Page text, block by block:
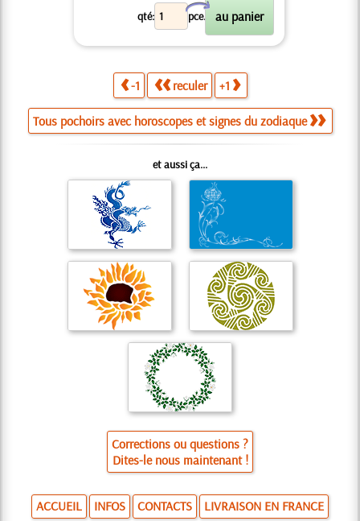
qté: pce.
X
-1 reculer +1
Tous pochoirs avec horoscopes et signes du zodiaque
et aussi ça...
Corrections ou questions ?
Dites-le nous maintenant !
ACCUEIL INFOS CONTACTS LIVRAISON EN FRANCE